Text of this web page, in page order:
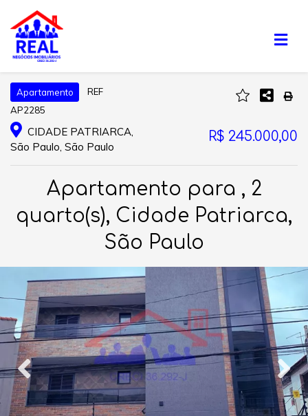
Apartamento
REF
AP2285
CIDADE PATRIARCA,
São Paulo, São Paulo
R$ 245.000,00
Apartamento para , 2
quarto(s), Cidade Patriarca,
São Paulo